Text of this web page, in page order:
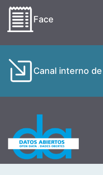
Face
Canal interno